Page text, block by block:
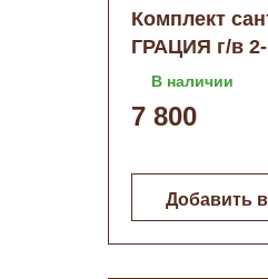
Комплект
ГРАЦИЯ г/в
(Воротынск)
В наличии
7 800
Добавить